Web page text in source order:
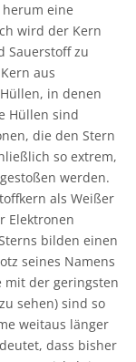
eine
wird der Kern
Sauerstoff zu
aus
in denen
Hüllen sind
die den Stern
so extrem,
werden.
als Weißer
Elektronen
bilden einen
seines Namens
mit der geringsten
sehen) sind so
weitaus länger
dass bisher